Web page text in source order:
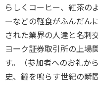
らしくコーヒー、紅茶の
ーなどの軽食がふんだん
された業界の人達と名刺
ヨーク証券取引所の上場
す。（参加者へのお礼か
史、鐘を鳴らす世紀の瞬